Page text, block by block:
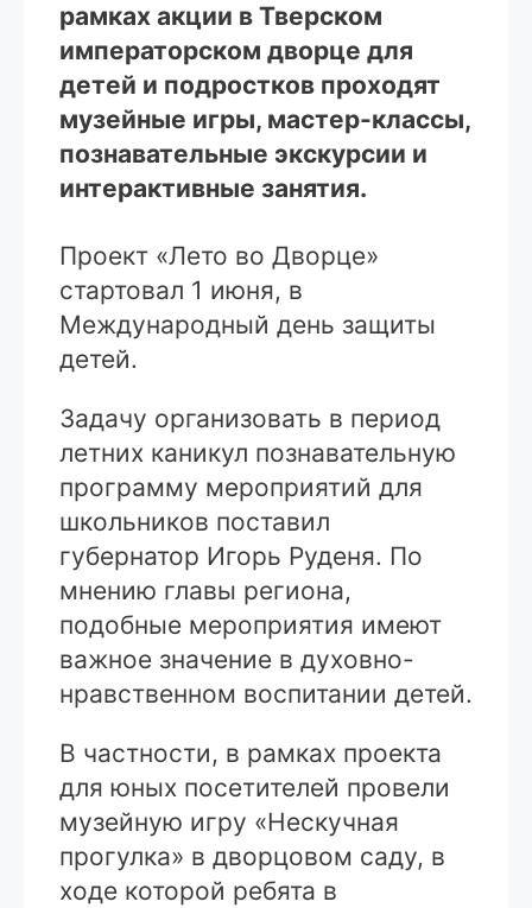
рамках акции в Тверском
императорском дворце для
детей и подростков проходят
музейные игры, мастер-классы,
познавательные экскурсии и
интерактивные занятия.
Проект «Лето во Дворце»
стартовал 1 июня, в
Международный день защиты
детей.
Задачу организовать в период
летних каникул познавательную
программу мероприятий для
школьников поставил
губернатор Игорь Руденя. По
мнению главы региона,
подобные мероприятия имеют
важное значение в духовно-
нравственном воспитании детей.
В частности, в рамках проекта
для юных посетителей провели
музейную игру «Нескучная
прогулка» в дворцовом саду, в
ходе которой ребята в